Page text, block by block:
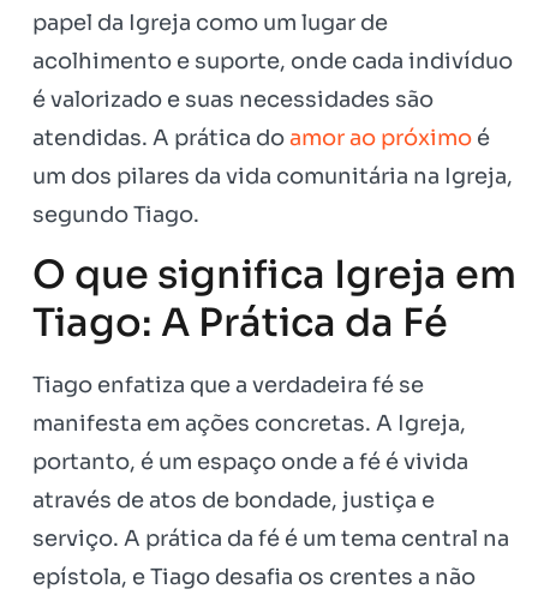
papel da Igreja como um lugar de
acolhimento e suporte, onde cada indivíduo
é valorizado e suas necessidades são
atendidas. A prática doamor ao próximo é
um dos pilares da vida comunitária na Igreja,
segundo Tiago.
O que significa Igreja em
Tiago: A Prática da Fé
Tiago enfatiza que a verdadeira fé se
manifesta em ações concretas. A Igreja,
portanto, é um espaço onde a fé é vivida
através de atos de bondade, justiça e
serviço. A prática da fé é um tema central na
epístola, e Tiago desafia os crentes a não